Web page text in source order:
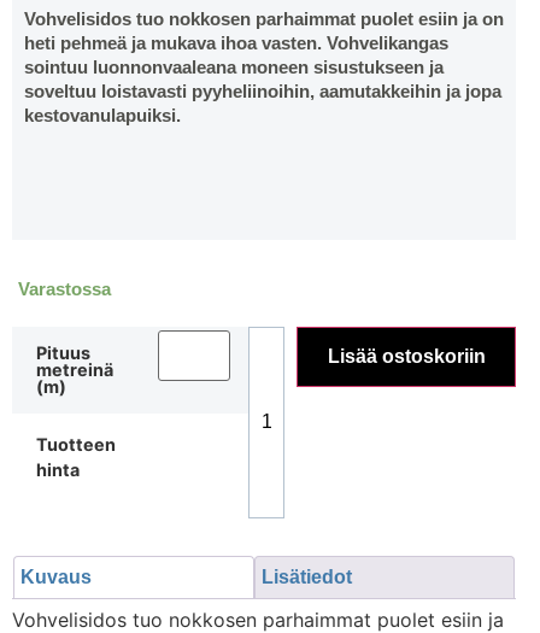
Vohvelisidos tuo nokkosen parhaimmat puolet esiin ja on
heti pehmeä ja mukava ihoa vasten. Vohvelikangas
sointuu luonnonvaaleana moneen sisustukseen ja
soveltuu loistavasti pyyheliinoihin, aamutakkeihin ja jopa
kestovanulapuiksi.
Varastossa
Pituus
metreinä
(m)
Tuotteen
hinta
Lisää ostoskoriin
Kuvaus Lisätiedot
Vohvelisidos tuo nokkosen parhaimmat puolet esiin ja